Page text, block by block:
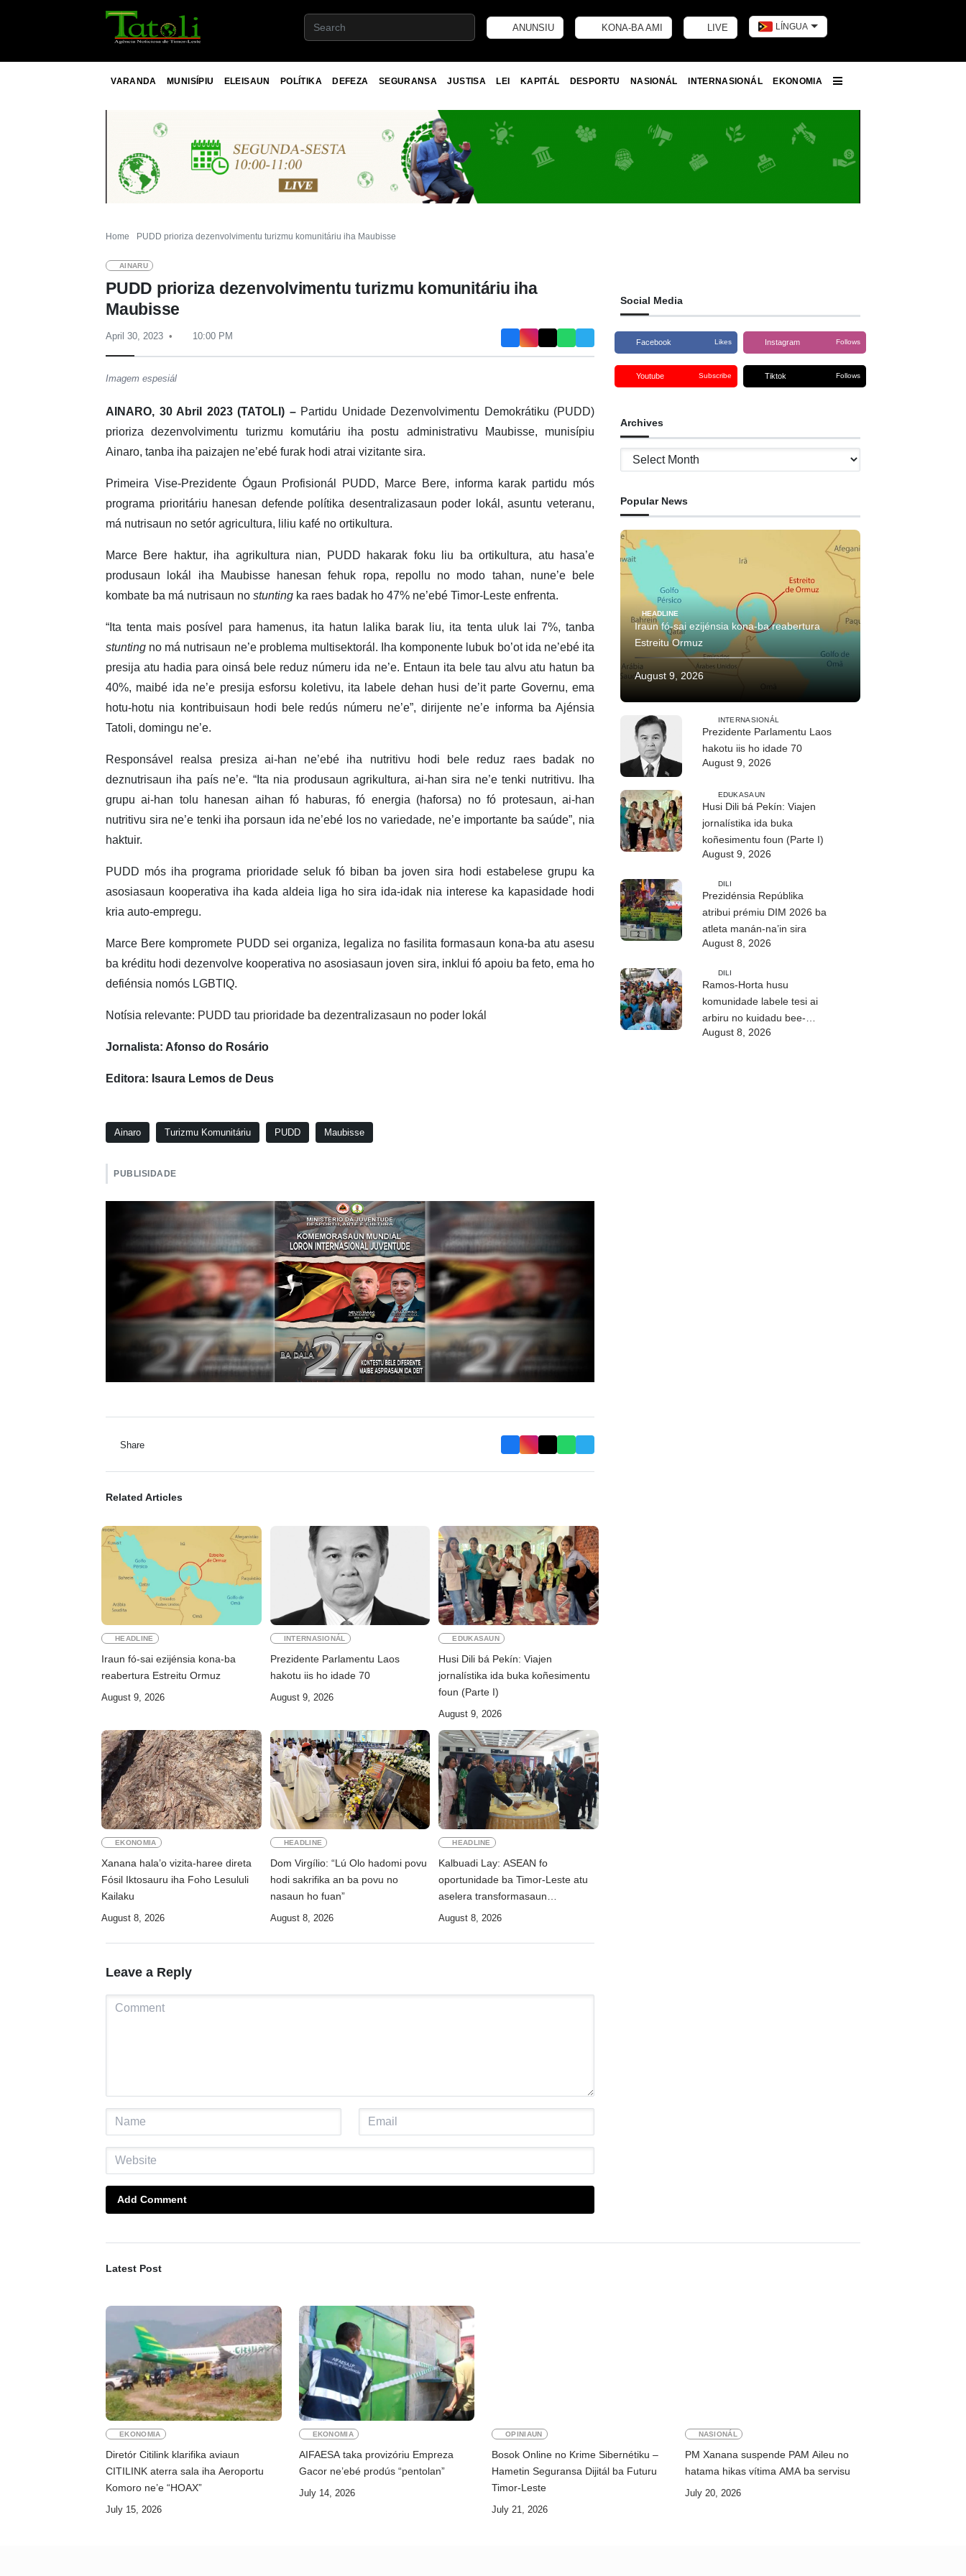
ANUNSIU KONA-BA AMI LIVE LÍNGUA
VARANDA MUNISÍPIU ELEISAUN POLÍTIKA DEFEZA SEGURANSA JUSTISA LEI KAPITÁL DESPORTU NASIONÁL INTERNASIONÁL
EKONOMIA
Home PUDD prioriza dezenvolvimentu turizmu komunitáriu iha Maubisse
AINARU
PUDD prioriza dezenvolvimentu turizmu komunitáriu iha
Maubisse
April 30, 2023 10:00 PM
Imagem espesiál
AINARO, 30 Abril 2023 (TATOLI) – Partidu Unidade Dezenvolvimentu Demokrátiku (PUDD)
prioriza dezenvolvimentu turizmu komutáriu iha postu administrativu Maubisse, munisípiu
Ainaro, tanba iha paizajen ne’ebé furak hodi atrai vizitante sira.
Primeira Vise-Prezidente Ógaun Profisionál PUDD, Marce Bere, informa karak partidu mós
programa prioritáriu hanesan defende polítika desentralizasaun poder lokál, asuntu veteranu,
má nutrisaun no setór agricultura, liliu kafé no ortikultura.
Marce Bere haktur, iha agrikultura nian, PUDD hakarak foku liu ba ortikultura, atu hasa’e
produsaun lokál iha Maubisse hanesan fehuk ropa, repollu no modo tahan, nune’e bele
kombate ba má nutrisaun no stunting ka raes badak ho 47% ne’ebé Timor-Leste enfrenta.
“Ita tenta mais posível para hamenus, ita hatun lalika barak liu, ita tenta uluk lai 7%, tanba
stunting no má nutrisaun ne’e problema multisektorál. Iha komponente lubuk bo’ot ida ne’ebé ita
presija atu hadia para oinsá bele reduz númeru ida ne’e. Entaun ita bele tau alvu atu hatun ba
40%, maibé ida ne’e presija esforsu koletivu, ita labele dehan husi de’it parte Governu, ema
hotu-hotu nia kontribuisaun hodi bele redús númeru ne’e”, dirijente ne’e informa ba Ajénsia
Tatoli, domingu ne’e.
Responsável realsa presiza ai-han ne’ebé iha nutritivu hodi bele reduz raes badak no
deznutrisaun iha país ne’e. “Ita nia produsaun agrikultura, ai-han sira ne’e tenki nutritivu. Iha
grupu ai-han tolu hanesan aihan fó haburas, fó energia (haforsa) no fó protesaun, ai-han
nutritivu sira ne’e tenki iha porsaun ida ne’ebé los no variedade, ne’e importante ba saúde”, nia
haktuir.
PUDD mós iha programa prioridade seluk fó biban ba joven sira hodi estabelese grupu ka
asosiasaun kooperativa iha kada aldeia liga ho sira ida-idak nia interese ka kapasidade hodi
kria auto-empregu.
Marce Bere kompromete PUDD sei organiza, legaliza no fasilita formasaun kona-ba atu asesu
ba kréditu hodi dezenvolve kooperativa no asosiasaun joven sira, inklui fó apoiu ba feto, ema ho
defiénsia nomós LGBTIQ.
Notísia relevante: PUDD tau prioridade ba dezentralizasaun no poder lokál
Jornalista: Afonso do Rosário
Editora: Isaura Lemos de Deus
Ainaro Turizmu Komunitáriu PUDD Maubisse
PUBLISIDADE
Share
Related Articles
HEADLINE
Iraun fó-sai ezijénsia kona-ba
reabertura Estreitu Ormuz
August 9, 2026
INTERNASIONÁL
Prezidente Parlamentu Laos
hakotu iis ho idade 70
August 9, 2026
EDUKASAUN
Husi Dili bá Pekín: Viajen
jornalístika ida buka koñesimentu
foun (Parte I)
August 9, 2026
EKONOMIA
Xanana hala’o vizita-haree direta
Fósil Iktosauru iha Foho Lesululi
Kailaku
August 8, 2026
HEADLINE
Dom Virgílio: “Lú Olo hadomi povu
hodi sakrifika an ba povu no
nasaun ho fuan”
August 8, 2026
HEADLINE
Kalbuadi Lay: ASEAN fo
oportunidade ba Timor-Leste atu
aselera transformasaun
ekonómika
August 8, 2026
Leave a Reply
Add Comment
Social Media
Facebook Likes Instagram Follows
Youtube Subscribe Tiktok Follows
Archives
Archives
Popular News
HEADLINE
Iraun fó-sai ezijénsia kona-ba reabertura
Estreitu Ormuz
August 9, 2026
INTERNASIONÁL
Prezidente Parlamentu Laos
hakotu iis ho idade 70
August 9, 2026
EDUKASAUN
Husi Dili bá Pekín: Viajen
jornalístika ida buka
koñesimentu foun (Parte I)
August 9, 2026
DILI
Prezidénsia Repúblika
atribui prémiu DIM 2026 ba
atleta manán-na’in sira
August 8, 2026
DILI
Ramos-Horta husu
komunidade labele tesi ai
arbiru no kuidadu bee-
matan
August 8, 2026
Latest Post
EKONOMIA
Diretór Citilink klarifika aviaun
CITILINK aterra sala iha Aeroportu
Komoro ne’e “HOAX”
July 15, 2026
EKONOMIA
AIFAESA taka provizóriu Empreza
Gacor ne’ebé prodús “pentolan”
July 14, 2026
OPINIAUN
Bosok Online no Krime Sibernétiku –
Hametin Seguransa Dijitál ba Futuru
Timor-Leste
July 21, 2026
NASIONÁL
PM Xanana suspende PAM Aileu no
hatama hikas vítima AMA ba servisu
July 20, 2026